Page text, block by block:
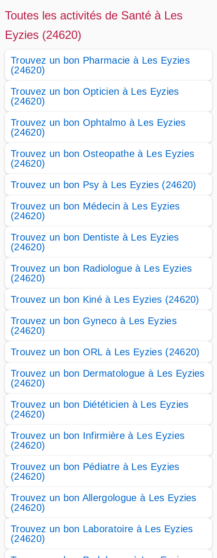
Toutes les activités de Santé à Les
Eyzies (24620)
Trouvez un bon Pharmacie à Les Eyzies
(24620)
Trouvez un bon Opticien à Les Eyzies
(24620)
Trouvez un bon Ophtalmo à Les Eyzies
(24620)
Trouvez un bon Osteopathe à Les Eyzies
(24620)
Trouvez un bon Psy à Les Eyzies (24620)
Trouvez un bon Médecin à Les Eyzies
(24620)
Trouvez un bon Dentiste à Les Eyzies
(24620)
Trouvez un bon Radiologue à Les Eyzies
(24620)
Trouvez un bon Kiné à Les Eyzies (24620)
Trouvez un bon Gyneco à Les Eyzies
(24620)
Trouvez un bon ORL à Les Eyzies (24620)
Trouvez un bon Dermatologue à Les Eyzies
(24620)
Trouvez un bon Diététicien à Les Eyzies
(24620)
Trouvez un bon Infirmière à Les Eyzies
(24620)
Trouvez un bon Pédiatre à Les Eyzies
(24620)
Trouvez un bon Allergologue à Les Eyzies
(24620)
Trouvez un bon Laboratoire à Les Eyzies
(24620)